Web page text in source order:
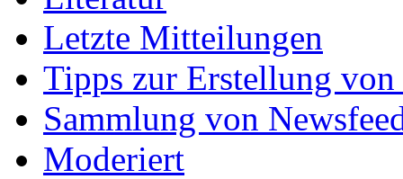
Letzte Mitteilungen
Tipps zur Erstellung
Sammlung von
Moderiert